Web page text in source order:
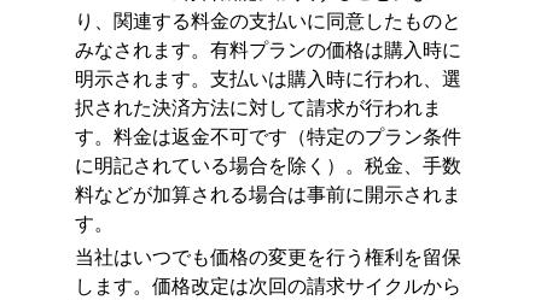
り、関連する料金の支払いに同意したものと
みなされます。有料プランの価格は購入時に
明示されます。支払いは購入時に行われ、選
択された決済方法に対して請求が行われま
す。料金は返金不可です（特定のプラン条件
に明記されている場合を除く）。税金、手数
料などが加算される場合は事前に開示されま
す。
当社はいつでも価格の変更を行う権利を留保
します。価格改定は次回の請求サイクルから